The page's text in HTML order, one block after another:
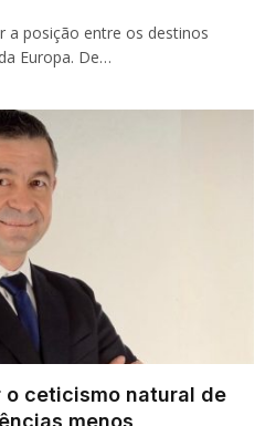
a posição entre os destinos
Europa. De…
o ceticismo natural de
menos